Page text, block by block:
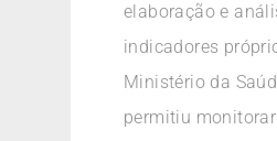
elaboração e
indicadores
Ministério da
permitiu